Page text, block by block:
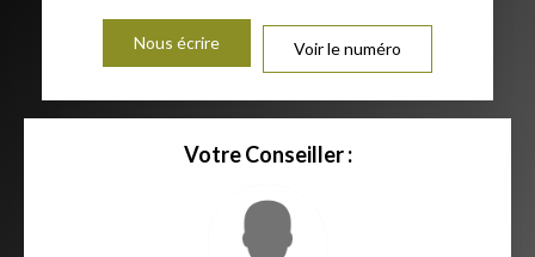
Nous écrire Voir le numéro
Votre Conseiller :